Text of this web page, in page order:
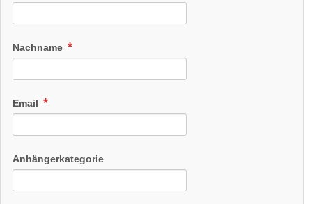
Nachname
Email
Anhängerkategorie